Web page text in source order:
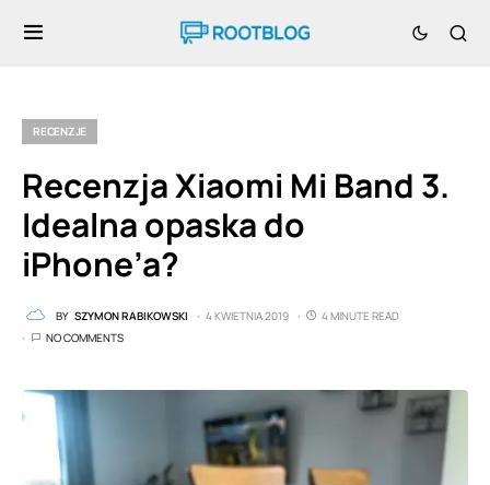
RECENZJE
Recenzja Xiaomi Mi Band 3.
Idealna opaska do
iPhone’a?
BY SZYMON RABIKOWSKI 4 KWIETNIA 2019
4 MINUTE READ
NO COMMENTS